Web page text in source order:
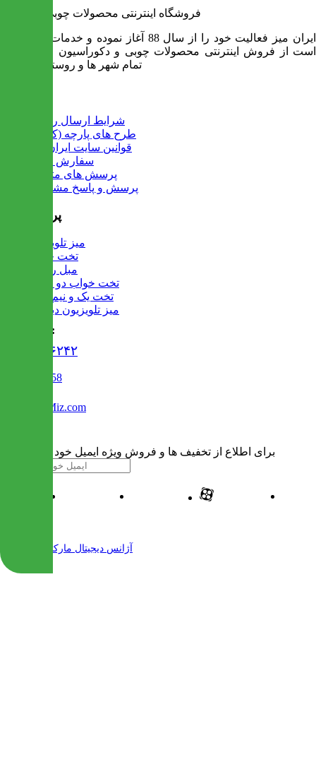
فروشگاه اینترنتی محصولات چوبی ایران میز
ایران میز فعالیت خود را از سال 88 آغاز نموده و خدمات آن عبارت
است از فروش اینترنتی محصولات چوبی و دکوراسیون و ارسال به
تمام شهر ها و روستاهای کشور
شرایط ارسال رایگان
طرح های پارچه (کالیته)
قوانین سایت ایران میز
سفارش عمده
پرسش های متداول
پرسش و پاسخ مشتریان
پرفروش ها
میز تلویزیون
تخت خواب
مبل راحتی
تخت خواب دو طبقه
تخت یک و نیم نفره
میز تلویزیون دیواری
تماس با ما :
۰۲۱۹۱۳۰۶۲۴۲
02122509458
Info@IranMiz.com
برای اطلاع از تخفیف ها و فروش ویژه ایمیل خود را وارد کنید
آژانس دیجیتال مارکتینگ مهرنت